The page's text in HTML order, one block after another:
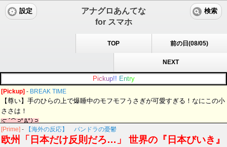
アナグロあんてな
for スマホ
設定 検索
TOP 前の日(08/05)
NEXT
Pic kup!! Entry
[Pickup] - BREAK TIME
【尊い】手のひらの上で爆睡中のモフモフうさぎが可愛すぎる！なにこの小
ささは！
[Prime] - 【海外の反応】 パンドラの憂鬱
欧州「日本だけ反則だろ…」 世界の『日本びいき』